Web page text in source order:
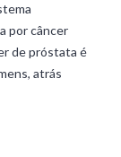
por câncer
de próstata é
atrás